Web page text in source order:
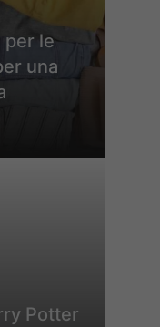
per le
una
Potter